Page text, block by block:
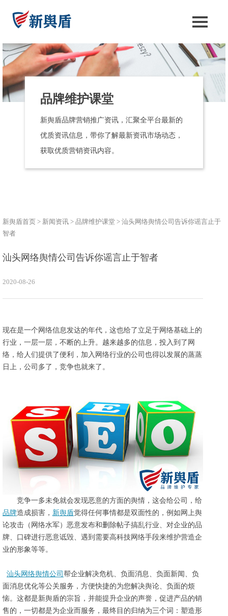
品牌维护课堂
新舆盾品牌营销推广资讯，汇聚全平台最新的
优质资讯信息，带你了解最新资讯市场动态，
获取优质营销资讯内容。
新舆盾首页 > 新闻资讯 > 品牌维护课堂 > 汕头网络舆情公司告诉你谣言止于
智者
汕头网络舆情公司告诉你谣言止于智者
2020-08-26
现在是一个网络信息发达的年代，这也给了立足于网络基础上的
行业，一层一层，不断的上升。越来越多的信息，投入到了网
络，给人们提供了便利，加入网络行业的公司也得以发展的蒸蒸
日上，公司多了，竞争也就来了。
竞争一多未免就会发现恶意的方面的舆情，这会给公司，给
品牌造成损害， 新舆盾觉得任何事情都是双面性的，例如 网上舆
论攻击（网络水军）恶意发布和删除帖子搞乱行业、 对企业的品
牌、口碑进行恶意诋毁、 遇到需要高科技网络手段来维护营造企
业的形象等等。
汕头网络舆情公司 帮企业解决危机、负面消息、负面新闻、负
面消息优化等公关服务，方便快捷的为您解决舆论、负面的烦
恼。这都是新舆盾的宗旨，并能提升企业的声誉，促进产品的销
售的，一切都是为企业而服务，最终 目的归纳为三个词：塑造形